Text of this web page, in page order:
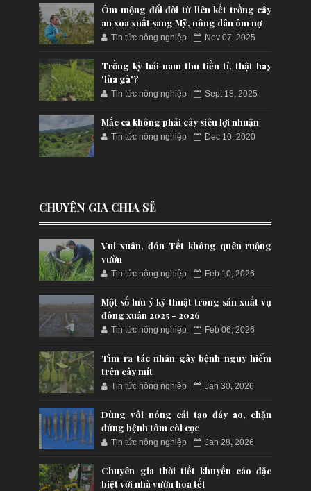
Ôm mộng đổi đời từ liên kết trồng cây
an xoa xuất sang Mỹ, nông dân ôm nợ
Tin tức nông nghiệp Nov 07, 2025
Trồng kỳ hải nam thu tiền tỉ, thật hay
'lùa gà'?
Tin tức nông nghiệp Sept 18, 2025
Mắc ca không phải cây siêu lợi nhuận
Tin tức nông nghiệp Dec 10, 2020
CHUYÊN GIA CHIA SẺ
Vui xuân, đón Tết không quên ruộng
vườn
Tin tức nông nghiệp Feb 10, 2026
Một số lưu ý kỹ thuật trong sản xuất vụ
đông xuân 2025 - 2026
Tin tức nông nghiệp Feb 06, 2026
Tìm ra tác nhân gây bệnh nguy hiểm
trên cây mít
Tin tức nông nghiệp Jan 30, 2026
Dùng vôi nóng cải tạo đáy ao, chặn
đứng bệnh tôm còi cọc
Tin tức nông nghiệp Jan 28, 2026
Chuyên gia thời tiết khuyến cáo đặc
biệt với nhà vườn hoa tết